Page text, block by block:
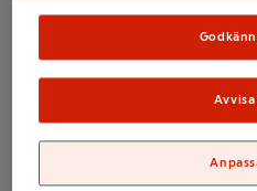
Korv
Örter &
Kötthalt